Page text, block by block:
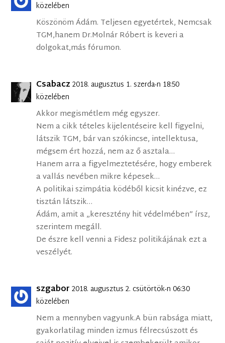
közelében
Köszönöm Ádám. Teljesen egyetértek, Nemcsak
TGM,hanem Dr.Molnár Róbert is keveri a
dolgokat,más fórumon.
Csabacz 2018. augusztus 1. szerda-n 18:50
közelében
Akkor megismétlem még egyszer.
Nem a cikk tételes kijelentéseire kell figyelni,
látszik TGM, bár van szókincse, intellektusa,
mégsem ért hozzá, nem az ő asztala…
Hanem arra a figyelmeztetésére, hogy emberek
a vallás nevében mikre képesek…
A politikai szimpátia ködéből kicsit kinézve, ez
tisztán látszik…
Ádám, amit a „keresztény hit védelmében” írsz,
szerintem megáll.
De észre kell venni a Fidesz politikájának ezt a
veszélyét.
szgabor 2018. augusztus 2. csütörtök-n 06:30
közelében
Nem a mennyben vagyunk.A bün rabsága miatt,
gyakorlatilag minden izmus félrecsúszott és